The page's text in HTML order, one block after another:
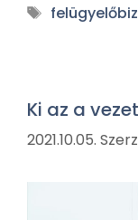
Ki az a
2021.10.05.